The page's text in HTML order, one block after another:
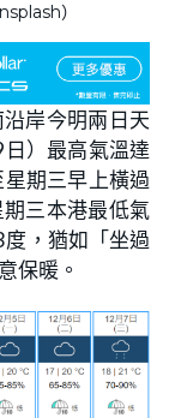
）
岸今明兩日天
）最高氣溫達
期三早上橫過
三本港最低氣
，猶如「坐過
保暖。